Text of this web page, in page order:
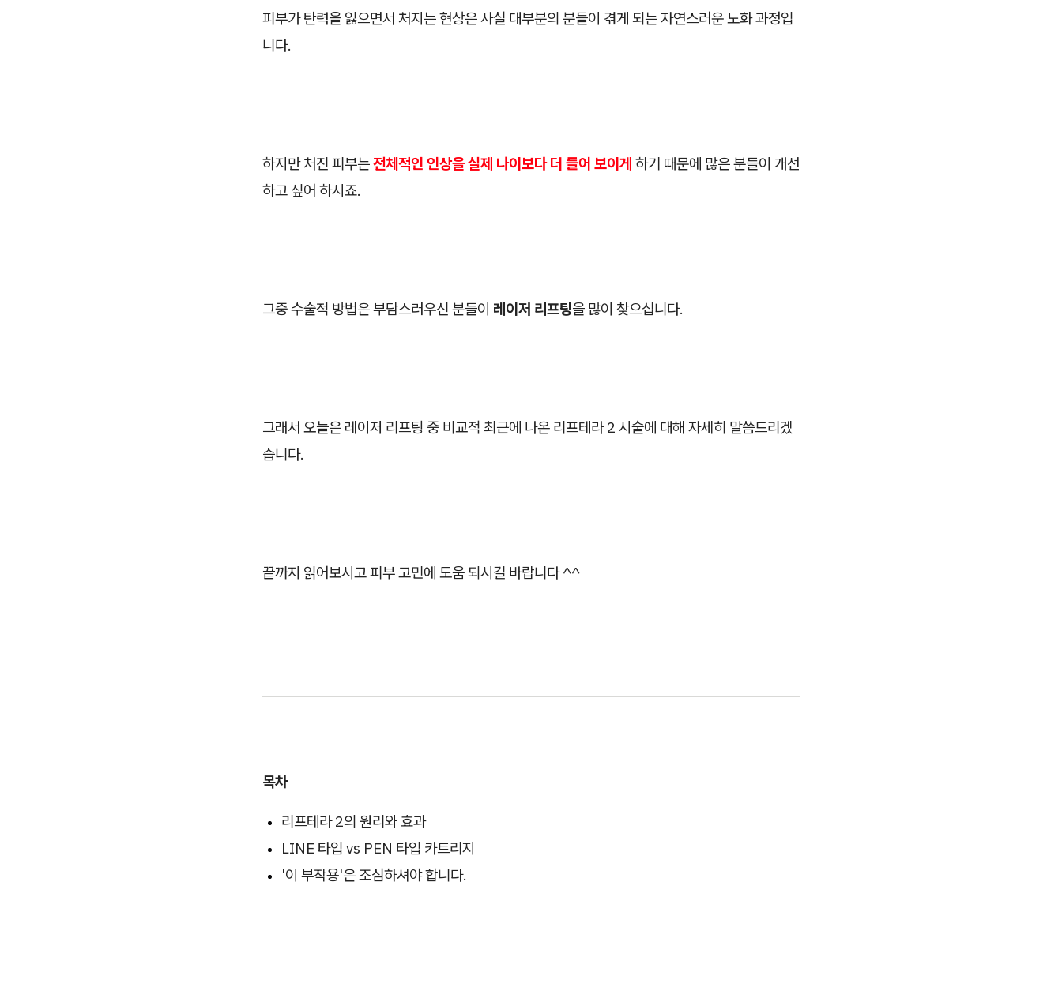
피부가 탄력을 잃으면서 처지는 현상은 사실 대부분의 분들이 겪게 되는 자연스러운 노화 과정입
니다.
하지만 처진 피부는전체적인 인상을 실제 나이보다 더 들어 보이게 하기 때문에 많은 분들이 개선
하고 싶어 하시죠.
그중 수술적 방법은 부담스러우신 분들이 레이저 리프팅을 많이 찾으십니다.
그래서 오늘은 레이저 리프팅 중 비교적 최근에 나온 리프테라 2 시술에 대해 자세히 말씀드리겠
습니다.
끝까지 읽어보시고 피부 고민에 도움 되시길 바랍니다 ^^
목차
리프테라 2의 원리와 효과
LINE 타입 vs PEN 타입 카트리지
'이 부작용'은 조심하셔야 합니다.